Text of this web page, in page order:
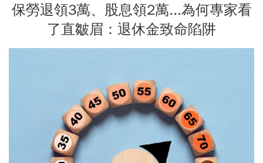
保勞退領3萬、股息領2萬...為何專家看
了直皺眉：退休金致命陷阱